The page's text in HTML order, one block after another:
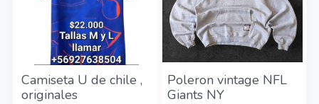
Camiseta U de chile ,
originales
Poleron vintage NFL
Giants NY